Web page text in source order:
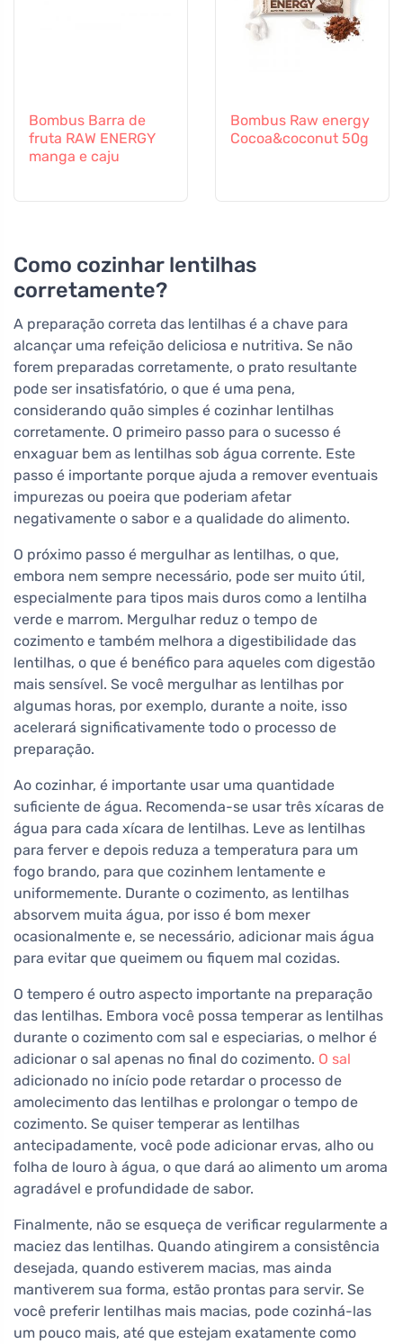
Bombus Barra de
fruta RAW ENERGY
manga e caju
Bombus Raw energy
Cocoa&coconut 50g
Como cozinhar lentilhas
corretamente?
A preparação correta das lentilhas é a chave para
alcançar uma refeição deliciosa e nutritiva. Se não
forem preparadas corretamente, o prato resultante
pode ser insatisfatório, o que é uma pena,
considerando quão simples é cozinhar lentilhas
corretamente. O primeiro passo para o sucesso é
enxaguar bem as lentilhas sob água corrente. Este
passo é importante porque ajuda a remover eventuais
impurezas ou poeira que poderiam afetar
negativamente o sabor e a qualidade do alimento.
O próximo passo é mergulhar as lentilhas, o que,
embora nem sempre necessário, pode ser muito útil,
especialmente para tipos mais duros como a lentilha
verde e marrom. Mergulhar reduz o tempo de
cozimento e também melhora a digestibilidade das
lentilhas, o que é benéfico para aqueles com digestão
mais sensível. Se você mergulhar as lentilhas por
algumas horas, por exemplo, durante a noite, isso
acelerará significativamente todo o processo de
preparação.
Ao cozinhar, é importante usar uma quantidade
suficiente de água. Recomenda-se usar três xícaras de
água para cada xícara de lentilhas. Leve as lentilhas
para ferver e depois reduza a temperatura para um
fogo brando, para que cozinhem lentamente e
uniformemente. Durante o cozimento, as lentilhas
absorvem muita água, por isso é bom mexer
ocasionalmente e, se necessário, adicionar mais água
para evitar que queimem ou fiquem mal cozidas.
O tempero é outro aspecto importante na preparação
das lentilhas. Embora você possa temperar as lentilhas
durante o cozimento com sal e especiarias, o melhor é
adicionar o sal apenas no final do cozimento. O sal
adicionado no início pode retardar o processo de
amolecimento das lentilhas e prolongar o tempo de
cozimento. Se quiser temperar as lentilhas
antecipadamente, você pode adicionar ervas, alho ou
folha de louro à água, o que dará ao alimento um aroma
agradável e profundidade de sabor.
Finalmente, não se esqueça de verificar regularmente a
maciez das lentilhas. Quando atingirem a consistência
desejada, quando estiverem macias, mas ainda
mantiverem sua forma, estão prontas para servir. Se
você preferir lentilhas mais macias, pode cozinhá-las
um pouco mais, até que estejam exatamente como